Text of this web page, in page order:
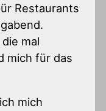
Restaurants
mal
mich für das
mich